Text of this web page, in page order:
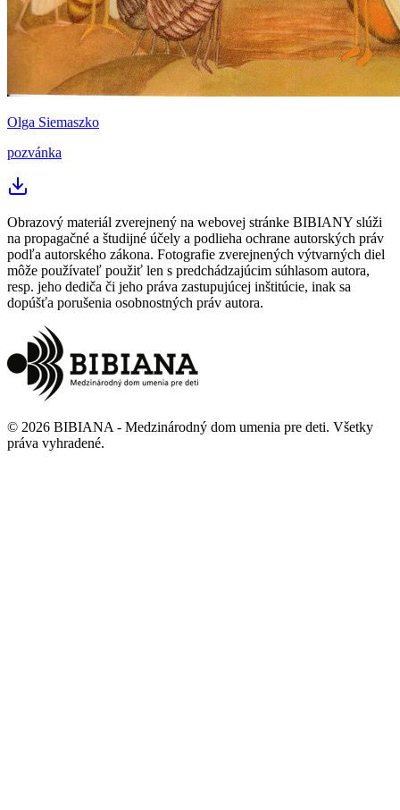
Olga Siemaszko
pozvánka
Obrazový materiál zverejnený na webovej stránke BIBIANY slúži
na propagačné a študijné účely a podlieha ochrane autorských práv
podľa autorského zákona. Fotografie zverejnených výtvarných diel
môže používateľ použiť len s predchádzajúcim súhlasom autora,
resp. jeho dediča či jeho práva zastupujúcej inštitúcie, inak sa
dopúšťa porušenia osobnostných práv autora.
© 2026 BIBIANA - Medzinárodný dom umenia pre deti. Všetky
práva vyhradené.